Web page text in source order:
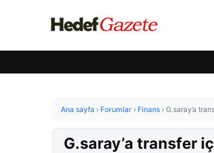
Ana sayfa › Forumlar › Finans › G.saray’a
G.saray’a transfer